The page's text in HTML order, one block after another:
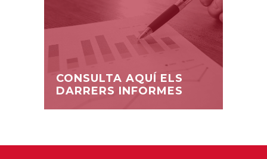
CONSULTA AQUÍ ELS
DARRERS INFORMES